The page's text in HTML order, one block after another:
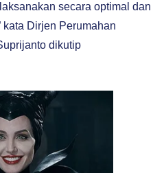
secara optimal dan
kata Dirjen Perumahan
dikutip